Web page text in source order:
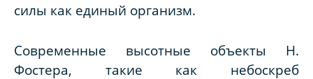
силы как единый организм.
Современные высотные объекты Н.
Фостера, такие как небоскреб